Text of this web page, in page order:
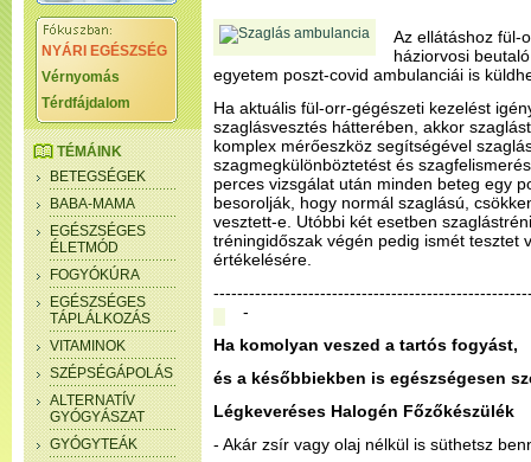
NYÁRI EGÉSZSÉG
Vérnyomás
Térdfájdalom
TÉMÁINK
BETEGSÉGEK
BABA-MAMA
EGÉSZSÉGES
ÉLETMÓD
FOGYÓKÚRA
EGÉSZSÉGES
TÁPLÁLKOZÁS
VITAMINOK
SZÉPSÉGÁPOLÁS
ALTERNATÍV
GYÓGYÁSZAT
GYÓGYTEÁK
Az ellátáshoz fül-
háziorvosi
egyetem poszt-covid ambulanciái is
Ha aktuális fül-orr-gégészeti kezelést
szaglásvesztés hátterében, akkor
komplex mérőeszköz segítségével
szagmegkülönböztetést és
perces vizsgálat után minden beteg egy
besorolják, hogy normál szaglású,
vesztett-e. Utóbbi két esetben
tréningidőszak végén pedig ismét tesztet
értékelésére.
-
Ha komolyan veszed a tartós fogyást,
és a későbbiekben is egészségesen
Légkeveréses Halogén Főzőkészülék
- Akár zsír vagy olaj nélkül is süthetsz